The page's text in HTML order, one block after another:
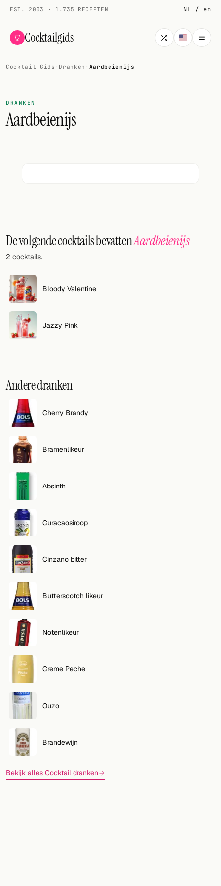
EST. 2003 · 1.735 RECEPTEN NL / en
Cocktailgids
Alle cocktails
Voeg hier uw eigen cocktail of smoothie toe.
Alle dranken
Tools
Cocktail glazen
Eenheden
Links
Zoeken
VOLG
Twitter
Facebook
RSS
Cocktail app
Cocktail Gids · Dranken · Aardbeienijs
DRANKEN
Aardbeienijs
De volgende cocktails bevattenAardbeienijs
2 cocktails.
Bloody Valentine
Jazzy Pink
Andere dranken
Cherry Brandy
Bramenlikeur
Absinth
Curacaosiroop
Cinzano bitter
Butterscotch likeur
Notenlikeur
Creme Peche
Ouzo
Brandewijn
Bekijk alles Cocktail dranken